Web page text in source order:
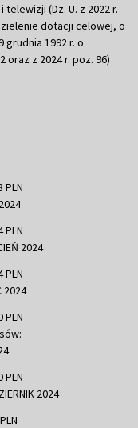
(Dz. U. z 2022 r.
dotacji celowej, o
grudnia 1992 r. o
oraz z 2024 r. poz. 96)
PLN
PLN
2024
PLN
2024
PLN
PLN
2024